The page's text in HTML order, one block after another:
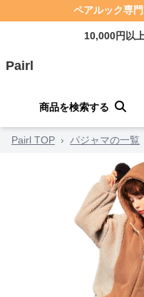
ペアルック専
10,000円以
Pairl
商品を検索する
Pairl TOP › パジャマの一覧